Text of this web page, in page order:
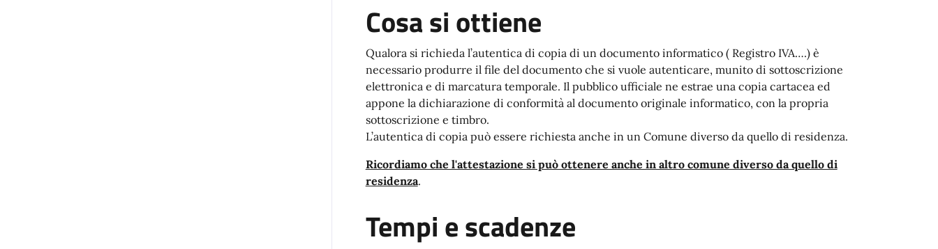
Cosa si ottiene
Qualora si richieda l’autentica di copia di un documento informatico ( Registro IVA….) è
necessario produrre il file del documento che si vuole autenticare, munito di sottoscrizione
elettronica e di marcatura temporale. Il pubblico ufficiale ne estrae una copia cartacea ed
appone la dichiarazione di conformità al documento originale informatico, con la propria
sottoscrizione e timbro.
L’autentica di copia può essere richiesta anche in un Comune diverso da quello di residenza.
Ricordiamo che l'attestazione si può ottenere anche in altro comune diverso da quello di
residenza.
Tempi e scadenze